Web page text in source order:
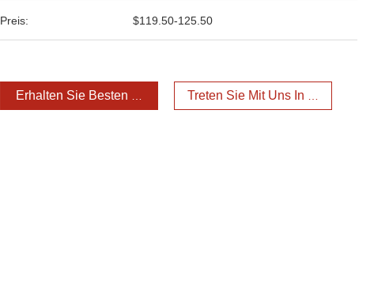
Preis: $119.50-125.50
Erhalten Sie Besten Preis Treten Sie Mit Uns In Verbindung